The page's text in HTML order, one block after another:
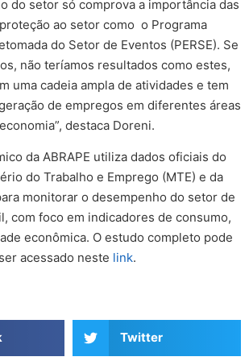
do setor só comprova a importância das
ao setor como o Programa
do Setor de Eventos (PERSE). Se
não teríamos resultados como estes,
uma cadeia ampla de atividades e tem
de empregos em diferentes áreas
destaca Doreni.
da ABRAPE utiliza dados oficiais do
do Trabalho e Emprego (MTE) e da
monitorar o desempenho do setor de
com foco em indicadores de consumo,
econômica. O estudo completo pode
ser acessado neste link.
Twitter